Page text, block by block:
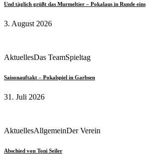
Und täglich grüßt das Murmeltier – Pokalaus in Runde eins
3. August 2026
AktuellesDas TeamSpieltag
Saisonauftakt – Pokalspiel in Garbsen
31. Juli 2026
AktuellesAllgemeinDer Verein
Abschied von Toni Seiler